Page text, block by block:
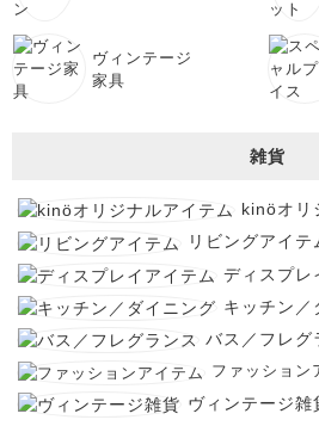
ヴィンテージ
家具
雑貨
kinöオリ
リビングアイテ
ディスプレ
キッチン／
バス／フレグ
ファッション
ヴィンテージ雑